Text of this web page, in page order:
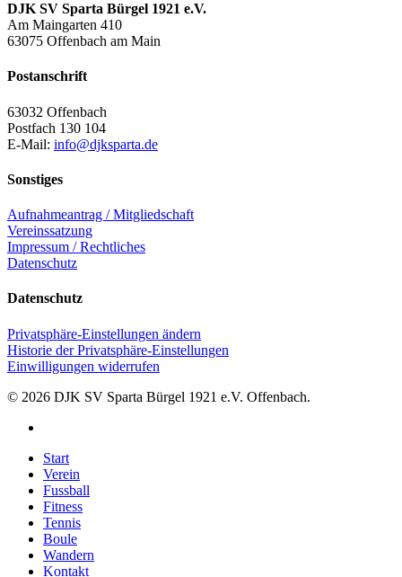
DJK SV Sparta Bürgel 1921 e.V.
Am Maingarten 410
63075 Offenbach am Main
Postanschrift
63032 Offenbach
Postfach 130 104
E-Mail: info@djksparta.de
Sonstiges
Aufnahmeantrag / Mitgliedschaft
Vereinssatzung
Impressum / Rechtliches
Datenschutz
Datenschutz
Privatsphäre-Einstellungen ändern
Historie der Privatsphäre-Einstellungen
Einwilligungen widerrufen
© 2026 DJK SV Sparta Bürgel 1921 e.V. Offenbach.
Close
Menu
Start
Verein
Fussball
Fitness
Tennis
Boule
Wandern
Kontakt